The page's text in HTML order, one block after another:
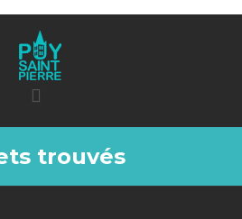
trouvés